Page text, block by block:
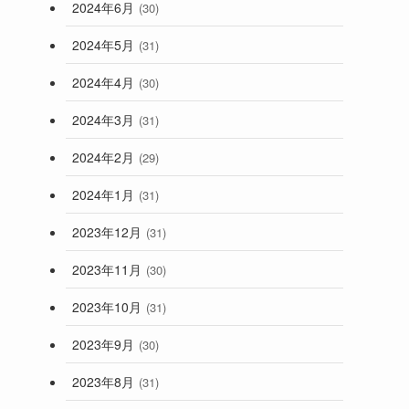
2024年6月 (30)
2024年5月 (31)
2024年4月 (30)
2024年3月 (31)
2024年2月 (29)
2024年1月 (31)
2023年12月 (31)
2023年11月 (30)
2023年10月 (31)
2023年9月 (30)
2023年8月 (31)